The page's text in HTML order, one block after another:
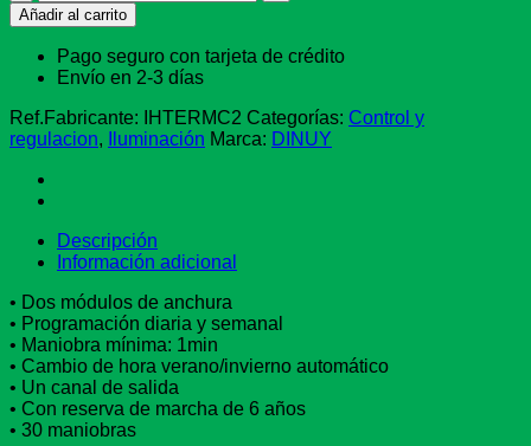
DIG.
C/RESERVA
1SEGUNDO
2CONT
Añadir al carrito
Pago seguro con tarjeta de crédito
Envío en 2-3 días
Ref.Fabricante:
IHTERMC2 Categorías: Control y
regulacion, Iluminación Marca: DINUY
Descripción
Información adicional
• Dos módulos de anchura
• Programación diaria y semanal
• Maniobra mínima: 1min
• Cambio de hora verano/invierno automático
• Un canal de salida
• Con reserva de marcha de 6 años
• 30 maniobras